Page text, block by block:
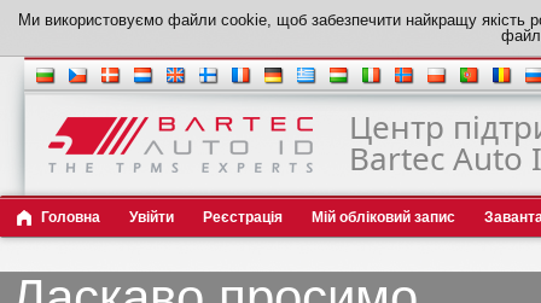
Ми використовуємо файли cookie, щоб забезпечити найкращу якість
Центр
Bartec Auto
Головна Увійти Реєстрація Мій обліковий запис